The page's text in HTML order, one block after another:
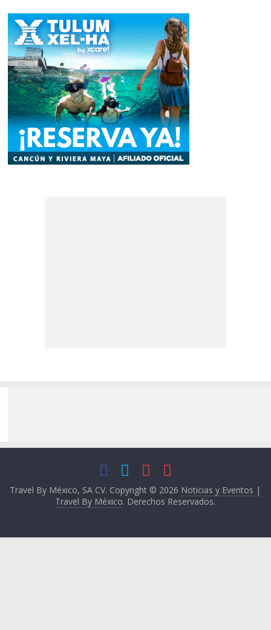
Travel By México, SA CV. Copyright © 2026 Noticias y Eventos |
Travel By México. Derechos Reservados.